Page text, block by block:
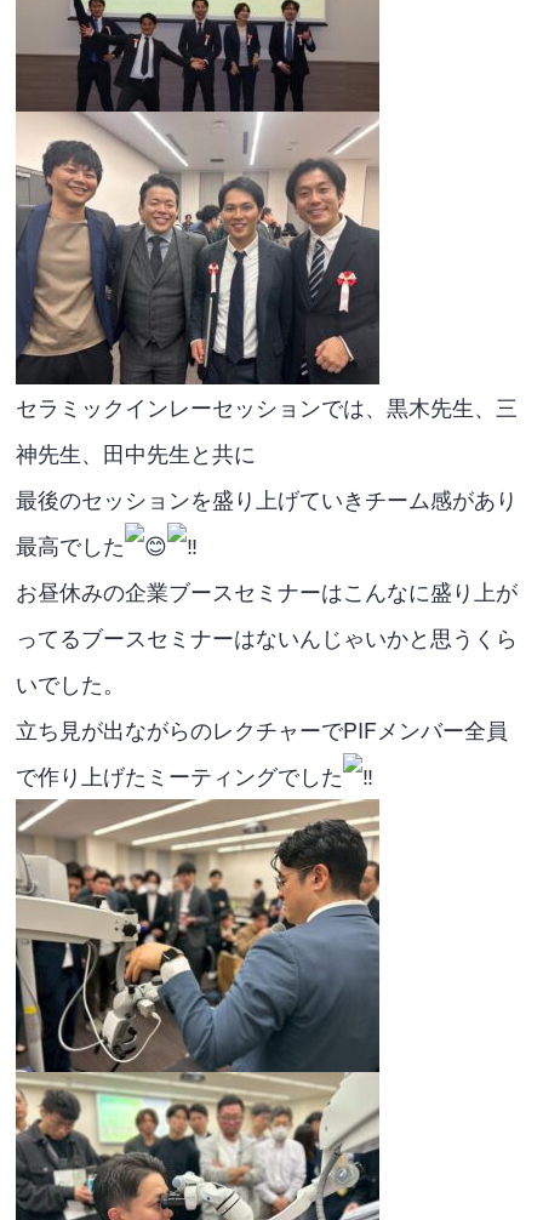
セラミックインレーセッションでは、黒木先生、三
神先生、田中先生と共に
最後のセッションを盛り上げていきチーム感があり
最高でした
お昼休みの企業ブースセミナーはこんなに盛り上が
ってるブースセミナーはないんじゃいかと思うくら
いでした。
立ち見が出ながらのレクチャーでPIFメンバー全員
で作り上げたミーティングでした